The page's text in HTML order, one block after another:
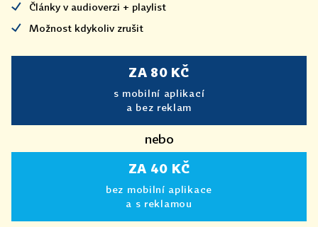
Články v audioverzi + playlist
Možnost kdykoliv zrušit
ZA 80 KČ
s mobilní aplikací
a bez reklam
nebo
ZA 40 KČ
bez mobilní aplikace
a s reklamou